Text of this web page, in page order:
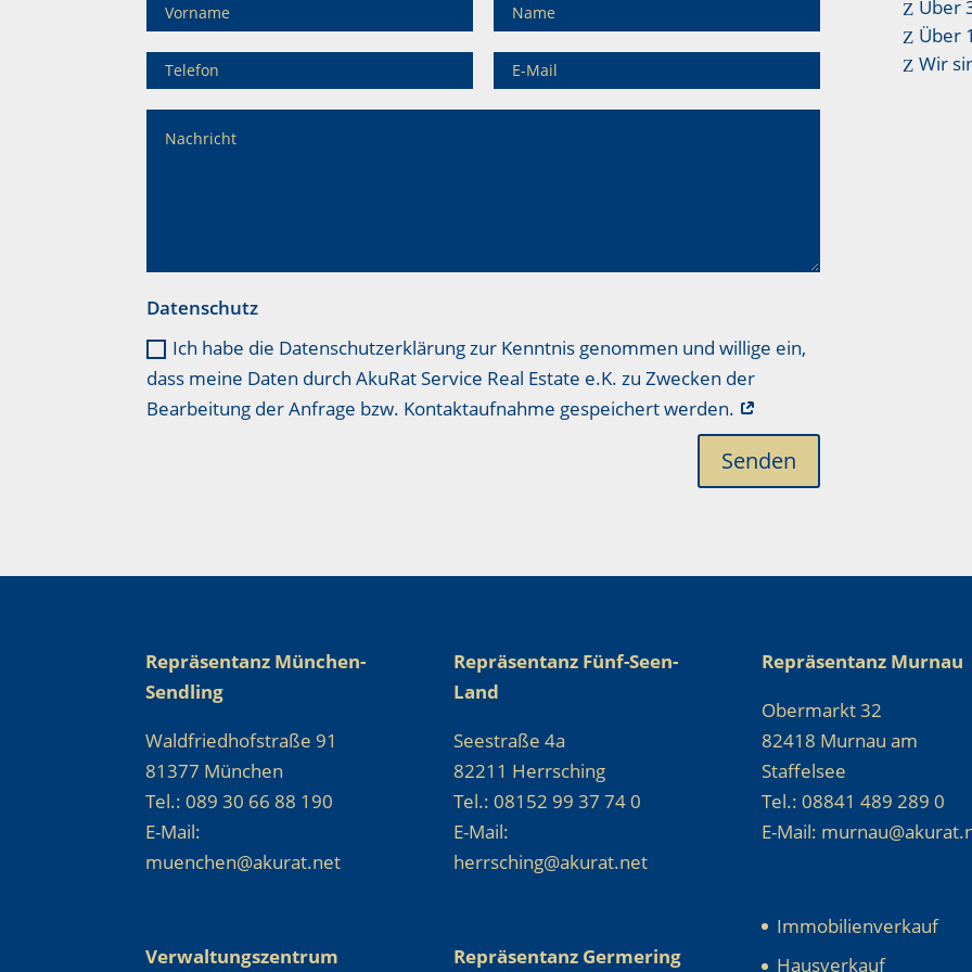
Datenschutz
Ich habe die Datenschutzerklärung zur Kenntnis genommen und willige ein,
dass meine Daten durch AkuRat Service Real Estate e.K. zu Zwecken der
Bearbeitung der Anfrage bzw. Kontaktaufnahme gespeichert werden.
Senden
Über
Über
Wir
Repräsentanz München-
Sendling
Waldfriedhofstraße 91
81377 München
Tel.: 089 30 66 88 190
E-Mail:
muenchen@akurat.net
Verwaltungszentrum
Repräsentanz Fünf-Seen-
Land
Seestraße 4a
82211 Herrsching
Tel.: 08152 99 37 74 0
E-Mail:
herrsching@akurat.net
Repräsentanz Germering
Repräsentanz Murnau
Obermarkt 32
82418 Murnau am
Staffelsee
Tel.: 08841 489 289 0
E-Mail:
Immobilienverkauf
Hausverkauf